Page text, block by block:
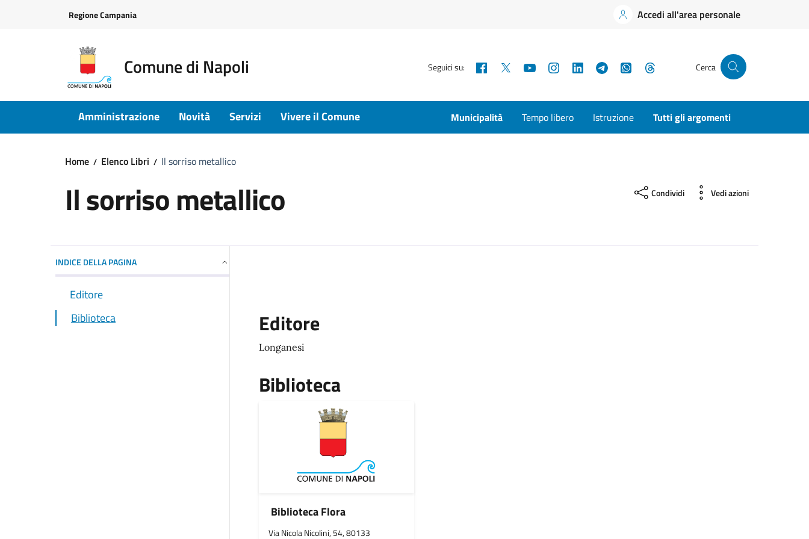
Regione Campania Accedi all'area personale
Comune di Napoli Seguici su: Facebook YouTubeInstagramLinkedInTelegramWhatsApp Cerca
Amministrazione Novità Servizi Vivere il Comune Municipalità Tempo libero Istruzione Tutti gli argomenti
Home Elenco Libri Il sorriso metallico
Il sorriso metallico Condividi Vedi azioni
INDICE DELLA PAGINA
Editore
Biblioteca
Editore
Longanesi
Biblioteca
Biblioteca Flora
Via Nicola Nicolini, 54, 80133